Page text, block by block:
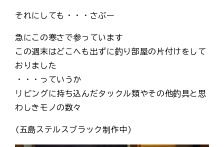
それにしても・・・さぶー
急にこの寒さで参っています
この週末はどこへも出ずに釣り部屋の片付けをして
おりました
・・・っていうか
リビングに持ち込んだタックル類やその他釣具と思
わしきモノの数々
(五島ステルスブラック制作中)